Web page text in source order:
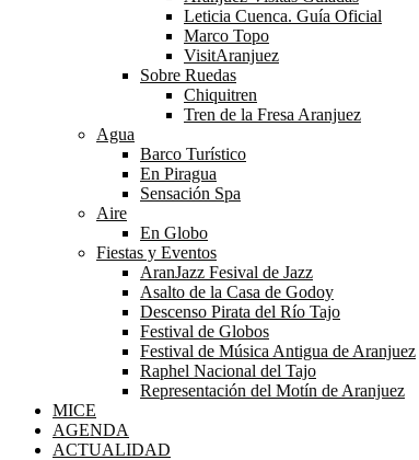
Leticia Cuenca. Guía Oficial
Marco Topo
VisitAranjuez
Sobre Ruedas
Chiquitren
Tren de la Fresa Aranjuez
Agua
Barco Turístico
En Piragua
Sensación Spa
Aire
En Globo
Fiestas y Eventos
AranJazz Fesival de Jazz
Asalto de la Casa de Godoy
Descenso Pirata del Río Tajo
Festival de Globos
Festival de Música Antigua de Aranjuez
Raphel Nacional del Tajo
Representación del Motín de Aranjuez
MICE
AGENDA
ACTUALIDAD